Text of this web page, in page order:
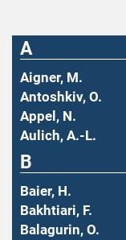
A
Aigner, M.
Antoshkiv, O.
Appel, N.
Aulich, A.-L.
B
Baier, H.
Bakhtiari, F.
Balagurin, O.